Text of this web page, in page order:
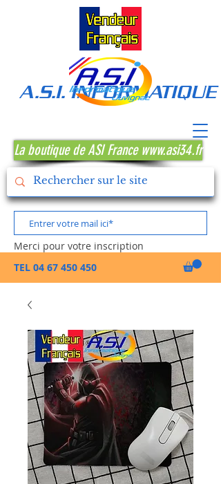
TEL 04 67 450 450
A.S.I.
La boutique de ASI France www.asi34.fr
Merci pour votre inscription